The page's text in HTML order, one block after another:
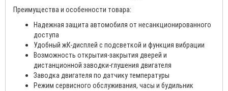
Преимущества и особенности товара:
Надежная защита автомобиля от несанкционированного
доступа
Удобный жК-дисплей с подсветкой и функция вибрации
Возможность открытия-закрытия дверей и
дистанционной заводки-глушения двигателя
Заводка двигателя по датчику температуры
Режим сервисного обслуживания, часы и будильник